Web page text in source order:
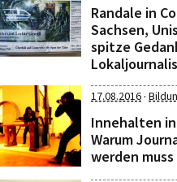
Randale in
Sachsen,
spitze
17.08.2016·
Innehalten
Warum
werden muss